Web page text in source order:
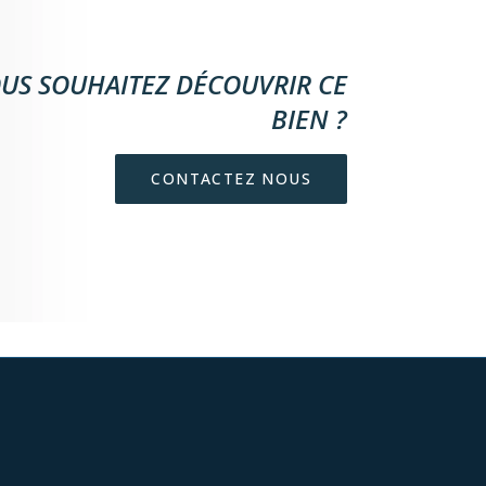
SOUHAITEZ DÉCOUVRIR CE
BIEN ?
CONTACTEZ NOUS